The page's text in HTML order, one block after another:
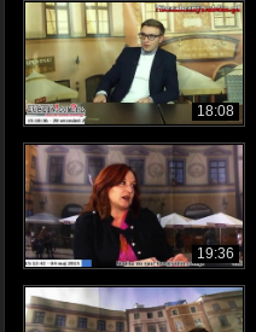
18:08
19:36